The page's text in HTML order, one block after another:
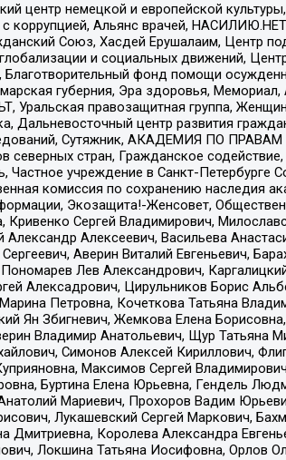
центр немецкой и европейской
коррупцией, Альянс врачей,
Союз, Хасдей Ерушалаим, Центр
и социальных движений,
фонд помощи
губерния, Эра здоровья,
правозащитная группа,
Дальневосточный центр развития
Сутяжник, АКАДЕМИЯ ПО
северных стран, Гражданское
учреждение в Санкт-Петербурге
комиссия по сохранению наследия
Экозащита!-Женсовет,
Кривенко Сергей Владимирович,
Алексеевич, Васильева
Аверин Виталий Евгеньевич,
Лев Александрович,
Алексадрович, Цирульников Борис
Петровна, Кочеткова Татьяна
Ян Збигневич, Жемкова Елена
Владимир Анатольевич, Щур Татьяна
Симонов Алексей Кириллович,
Максимов Сергей
Буртина Елена Юрьевна, Гендель
Мариевич, Прохоров Вадим
Лукашевский Сергей Маркович,
Королева Александра
Локшина Татьяна Иосифовна, Орлов